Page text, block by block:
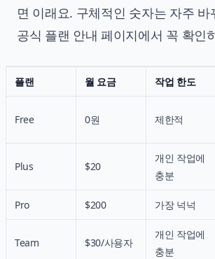
면 이래요. 구체적인 숫자는 자주 바
공식 플랜 안내 페이지에서 꼭 확인
플랜 월 요금 작업 한도
Free 0원 제한적
Plus $20
개인 작업에
충분
Pro $200 가장 넉넉
Team $30/사용자
개인 작업에
충분